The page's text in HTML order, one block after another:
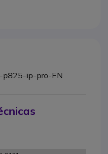
p825-ip-pro-EN